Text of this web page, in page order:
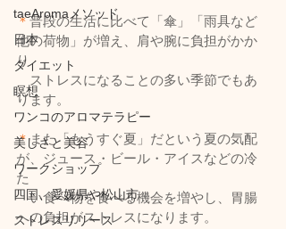
taeAromaメソッド
日本
ダイエット
瞑想
ワンコのアロマテラピー
美しさと美容
ワークショップ
四国、愛媛県や松山市
ストレスリリース
＊普段の生活に比べて「傘」「雨具など
他の荷物」が増え、肩や腕に負担がかか
り
ストレスになることの多い季節でもあ
ります。
＊また「もうすぐ夏」だという夏の気配
が、ジュース・ビール・アイスなどの冷
た
い食べ物を食べる機会を増やし、胃腸
への負担がストレスになります。